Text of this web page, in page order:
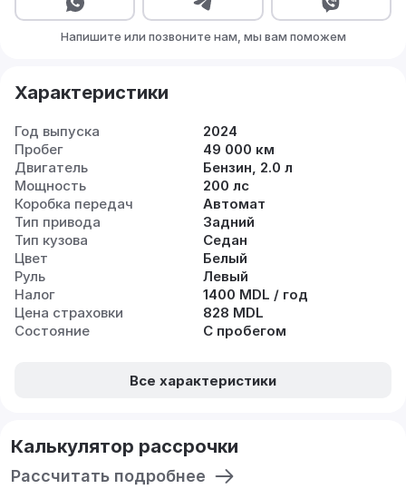
Напишите или позвоните нам, мы вам поможем
Характеристики
Год выпуска
2024
Пробег
49 000 км
Двигатель
Бензин, 2.0 л
Мощность
200 лс
Коробка передач
Автомат
Тип привода
Задний
Тип кузова
Седан
Цвет
Белый
Руль
Левый
Налог
1400 MDL / год
Цена страховки
828 MDL
Состояние
С пробегом
Все характеристики
Калькулятор рассрочки
Рассчитать подробнее